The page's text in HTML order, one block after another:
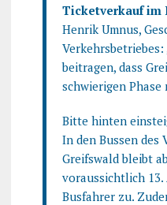
Ticketverkauf im
Henrik Umnus,
beitragen, dass
schwierigen
Bitte hinten
In den Bussen des
Greifswald bleibt
voraussichtlich
Busfahrer zu.